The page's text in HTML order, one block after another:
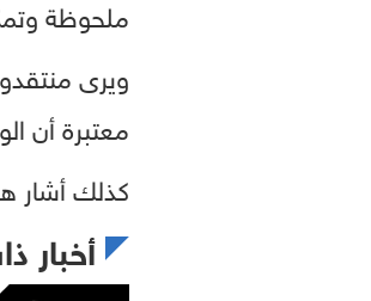
ملحوظة
ويرى
معتبرة أن
كذلك أشار
أخبار